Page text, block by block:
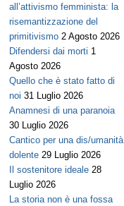
all’attivismo femminista: la
risemantizzazione del
primitivismo 2 Agosto 2026
Difendersi dai morti 1
Agosto 2026
Quello che è stato fatto di
noi 31 Luglio 2026
Anamnesi di una paranoia
30 Luglio 2026
Cantico per una dis/umanità
dolente 29 Luglio 2026
Il sostenitore ideale 28
Luglio 2026
La storia non è una fossa